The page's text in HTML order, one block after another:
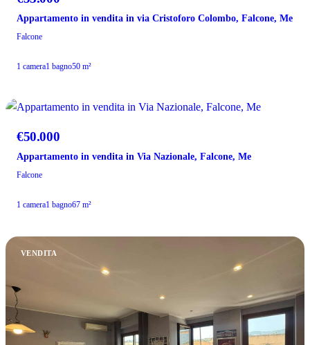
Appartamento in vendita in via Cristoforo Colombo, Falcone, Me
Falcone
1 camera1 bagno50 m²
VENDITA
€50.000
Appartamento in vendita in Via Nazionale, Falcone, Me
Falcone
1 camera1 bagno67 m²
VENDITA